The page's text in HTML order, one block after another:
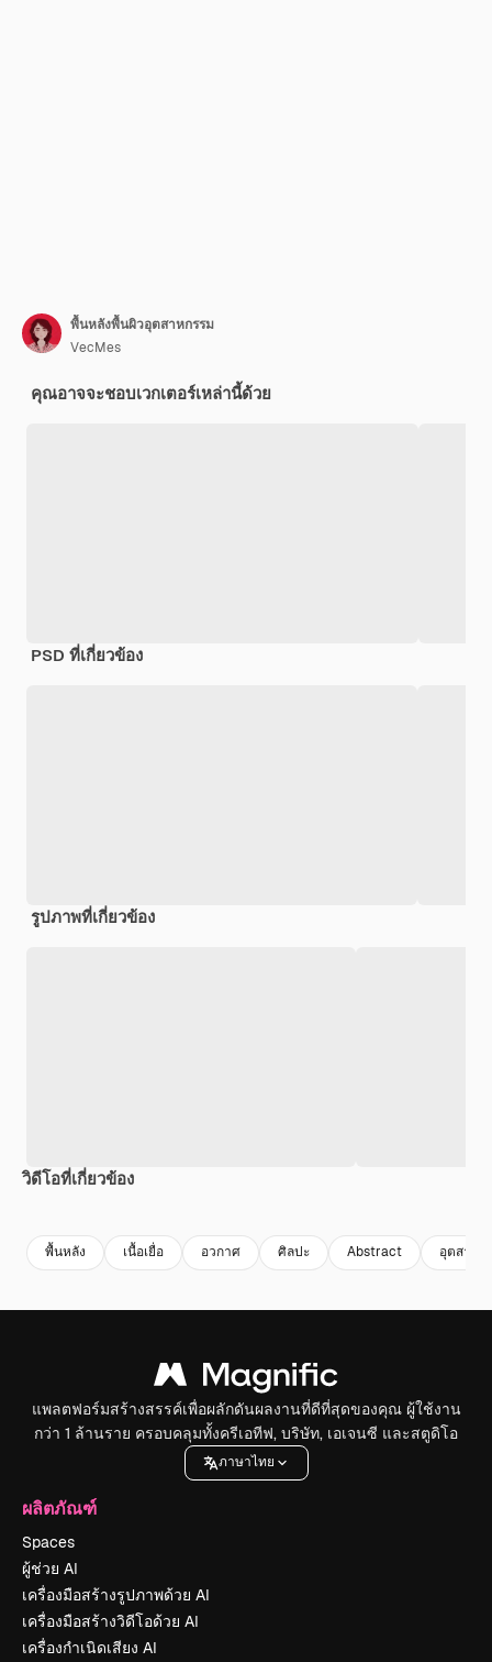
พื้นหลังพื้นผิวอุตสาหกรรม
VecMes
คุณอาจจะชอบเวกเตอร์เหล่านี้ด้วย
PSD ที่เกี่ยวข้อง
รูปภาพที่เกี่ยวข้อง
วิดีโอที่เกี่ยวข้อง
พื้นหลัง เนื้อเยื่อ อวกาศ ศิลปะ Abstract อุตสาหก
แพลตฟอร์มสร้างสรรค์เพื่อผลักดันผลงานที่ดีที่สุดของคุณ ผู้ใช้งาน
กว่า 1 ล้านราย ครอบคลุมทั้งครีเอทีฟ, บริษัท, เอเจนซี และสตูดิโอ
ภาษาไทย
ผลิตภัณฑ์
Spaces
ผู้ช่วย AI
เครื่องมือสร้างรูปภาพด้วย AI
เครื่องมือสร้างวิดีโอด้วย AI
เครื่องกำเนิดเสียง AI